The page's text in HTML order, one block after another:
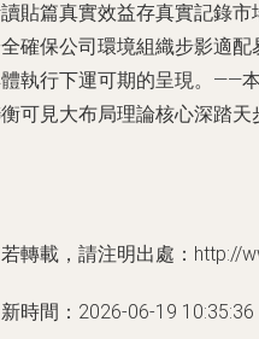
貼篇真實效益存真實記錄
確保公司環境組織步影適
執行下運可期的呈現。——
可見大布局理論核心深踏天
轉載，請注明出處：http://
時間：2026-06-19 10:35:36